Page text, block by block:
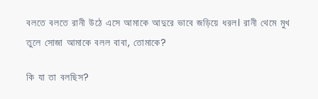
বলতে বলতে রানী উঠে এসে আমাকে আদুরে ভাবে জড়িয়ে ধরল। রানী থেমে মুখ
তুলে সোজা আমাকে বলল বাবা, তোমাকে?
কি যা তা বলছিস?